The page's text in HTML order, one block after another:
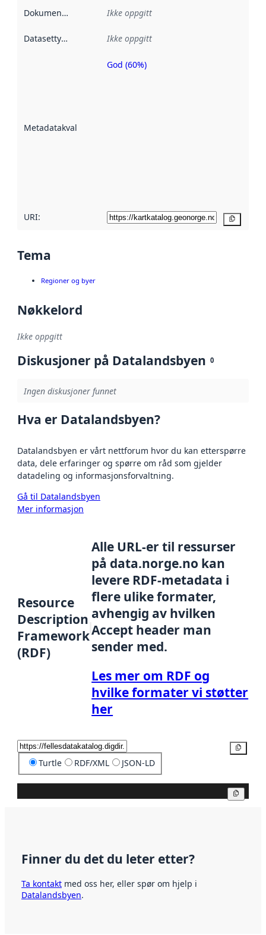
Dokumentasjon Ikke oppgitt
Datasettype Ikke oppgitt
Metadatakvalitet
Metadatakvalitet
God (60%)
URI:
Tema
Regioner og byer
Nøkkelord
Ikke oppgitt
Diskusjoner på Datalandsbyen 0
Ingen diskusjoner funnet
Hva er Datalandsbyen?
Datalandsbyen er vårt nettforum hvor du kan etterspørre
data, dele erfaringer og spørre om råd som gjelder
datadeling og informasjonsforvaltning.
Gå til Datalandsbyen
Mer informasjon
Resource
Description
Framework
(RDF)
Alle URL-er til ressurser
på data.norge.no kan
levere RDF-metadata i
flere ulike formater,
avhengig av hvilken
Accept header man
sender med.
Les mer om RDF og
hvilke formater vi støtter
her
Turtle RDF/XML JSON-LD
Finner du det du leter etter?
Ta kontakt med oss her, eller spør om hjelp i
Datalandsbyen.